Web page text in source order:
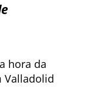
hora da
Valladolid